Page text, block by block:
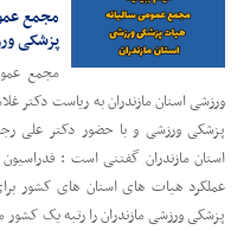
مجمع
پزشکی
مجمع
ورزشی استان مازندران به ریاست دکتر
پزشکی ورزشی و با حضور دکتر علی
استان مازندران گفتنی است :
عملکرد هیات های استان های کشور
پزشکی ورزشی مازندران را رتبه یک